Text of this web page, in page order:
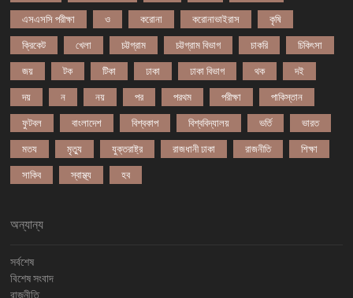
এসএসসি পরীক্ষা ও করোনা করোনাভাইরাস কৃষি
ক্রিকেট খেলা চট্টগ্রাম চট্টগ্রাম বিভাগ চাকরি চিকিৎসা
জয় টক টিকা ঢাকা ঢাকা বিভাগ থক দই
দয় ন নয় পর পরথম পরীক্ষা পাকিস্তান
ফুটবল বাংলাদেশ বিশ্বকাপ বিশ্ববিদ্যালয় ভর্তি ভারত
মতয মৃত্যু যুক্তরাষ্ট্র রাজধানী ঢাকা রাজনীতি শিক্ষা
সাকিব স্বাস্থ্য হব
অন্যান্য
সর্বশেষ
বিশেষ সংবাদ
রাজনীতি